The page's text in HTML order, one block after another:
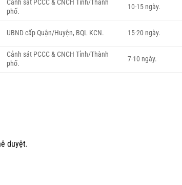
Cảnh sát PCCC & CNCH Tỉnh/Thành
phố.
10-15 ngày.
UBND cấp Quận/Huyện, BQL KCN. 15-20 ngày.
Cảnh sát PCCC & CNCH Tỉnh/Thành
phố.
7-10 ngày.
duyệt.